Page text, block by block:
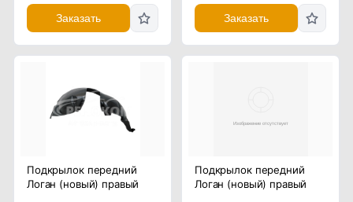
Заказать Заказать
Подкрылок передний
Логан (новый) правый
Подкрылок передний
Логан (новый) правый